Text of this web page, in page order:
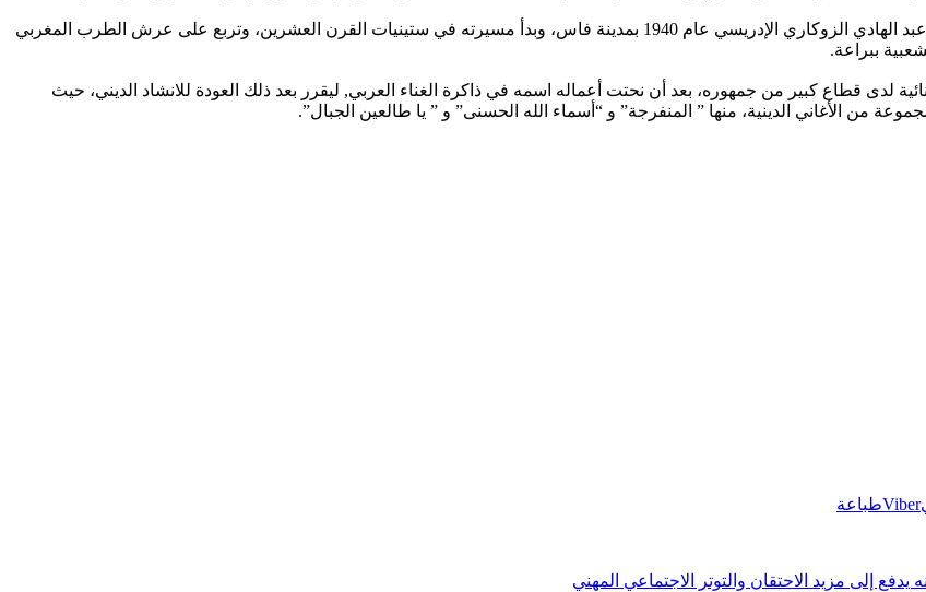
ولد الفنان عبد الهادي بلخياط وهذا لقبه الفني، في حين أن اسمه الحقيقي هو عبد الهادي الزوكاري الإدريسي عام 1940 بمدينة فاس، وبدأ مسيرته في ستينيات القرن العشرين، وتربع على عرش الطرب المغربي
ببراعة.
استمرار الاهتمام بأعماله الغنائية لدى قطاع كبير من جمهوره، بعد أن نحتت أعماله اسمه في ذاكرة الغناء العربي, ليقرر بعد ذلك العودة للانشاد الديني، حيث
من الأغاني الدينية، منها ” المنفرجة” و “أسماء الله الحسنى” و ” يا طالعين الجبال”.
Viberطباعة
إلى مزيد الاحتقان والتوتر الاجتماعي المهني